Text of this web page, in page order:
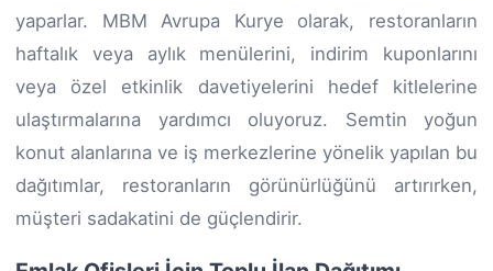
yaparlar. MBM Avrupa Kurye olarak, restoranların
haftalık veya aylık menülerini, indirim kuponlarını
veya özel etkinlik davetiyelerini hedef kitlelerine
ulaştırmalarına yardımcı oluyoruz. Semtin yoğun
konut alanlarına ve iş merkezlerine yönelik yapılan bu
dağıtımlar, restoranların görünürlüğünü artırırken,
müşteri sadakatini de güçlendirir.